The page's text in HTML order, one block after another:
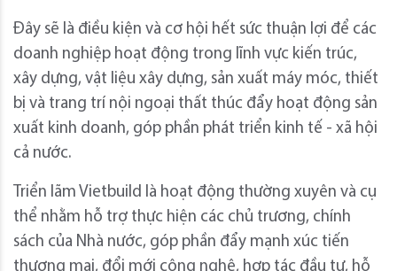
Đây sẽ là điều kiện và cơ hội hết sức thuận lợi để các
doanh nghiệp hoạt động trong lĩnh vực kiến trúc,
xây dựng, vật liệu xây dựng, sản xuất máy móc, thiết
bị và trang trí nội ngoại thất thúc đẩy hoạt động sản
xuất kinh doanh, góp phần phát triển kinh tế - xã hội
cả nước.
Triển lãm Vietbuild là hoạt động thường xuyên và cụ
thể nhằm hỗ trợ thực hiện các chủ trương, chính
sách của Nhà nước, góp phần đẩy mạnh xúc tiến
thương mại, đổi mới công nghệ, hợp tác đầu tư, hỗ